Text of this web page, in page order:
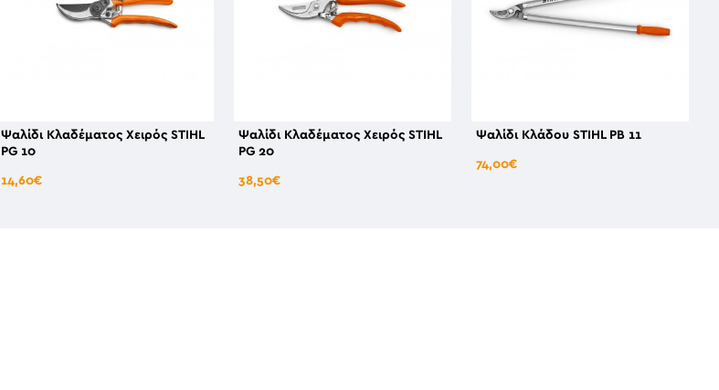
Ψαλίδι Κλαδέματος Χειρός STIHL
PG 10
14,60€
Ψαλίδι Κλαδέματος Χειρός STIHL
PG 20
38,50€
Ψαλίδι Κλάδου STIHL PB 11
74,00€